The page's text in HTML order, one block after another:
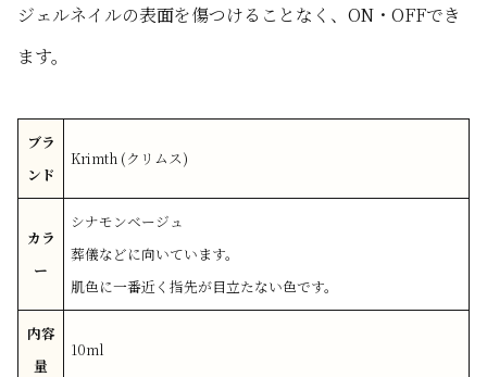
ジェルネイルの表面を傷つけることなく、ON・OFFでき
ます。
ブラ
ンド
Krimth (クリムス)
カラ
ー
シナモンベージュ
葬儀などに向いています。
肌色に一番近く指先が目立たない色です。
内容
量
10ml